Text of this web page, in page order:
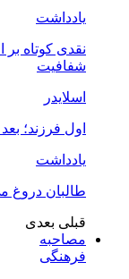
یادداشت
نقدی کوتاه
شفافیت
اسلایدر
اول فرزند؛
یادداشت
طالبان دروغ
قبلی بعدی
مصاحبه
فرهنگی